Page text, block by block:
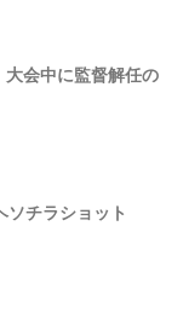
大会中に監督解任の
ソチラショット